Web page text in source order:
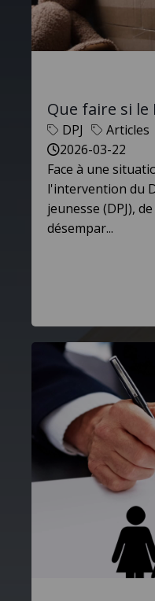
Que faire si le
DPJ
Articles
2026-03-22
Face à une
l'intervention du
jeunesse (DPJ),
désempar...